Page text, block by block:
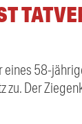
eines 58-
zu. Der